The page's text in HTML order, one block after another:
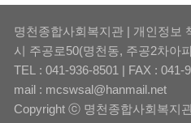
명천종합사회복지관 | 개인정보
시 주공로50(명천동, 주공2차아
TEL : 041-936-8501 | FAX : 041-
mail : mcswsal@hanmail.net
Copyright ⓒ 명천종합사회복지